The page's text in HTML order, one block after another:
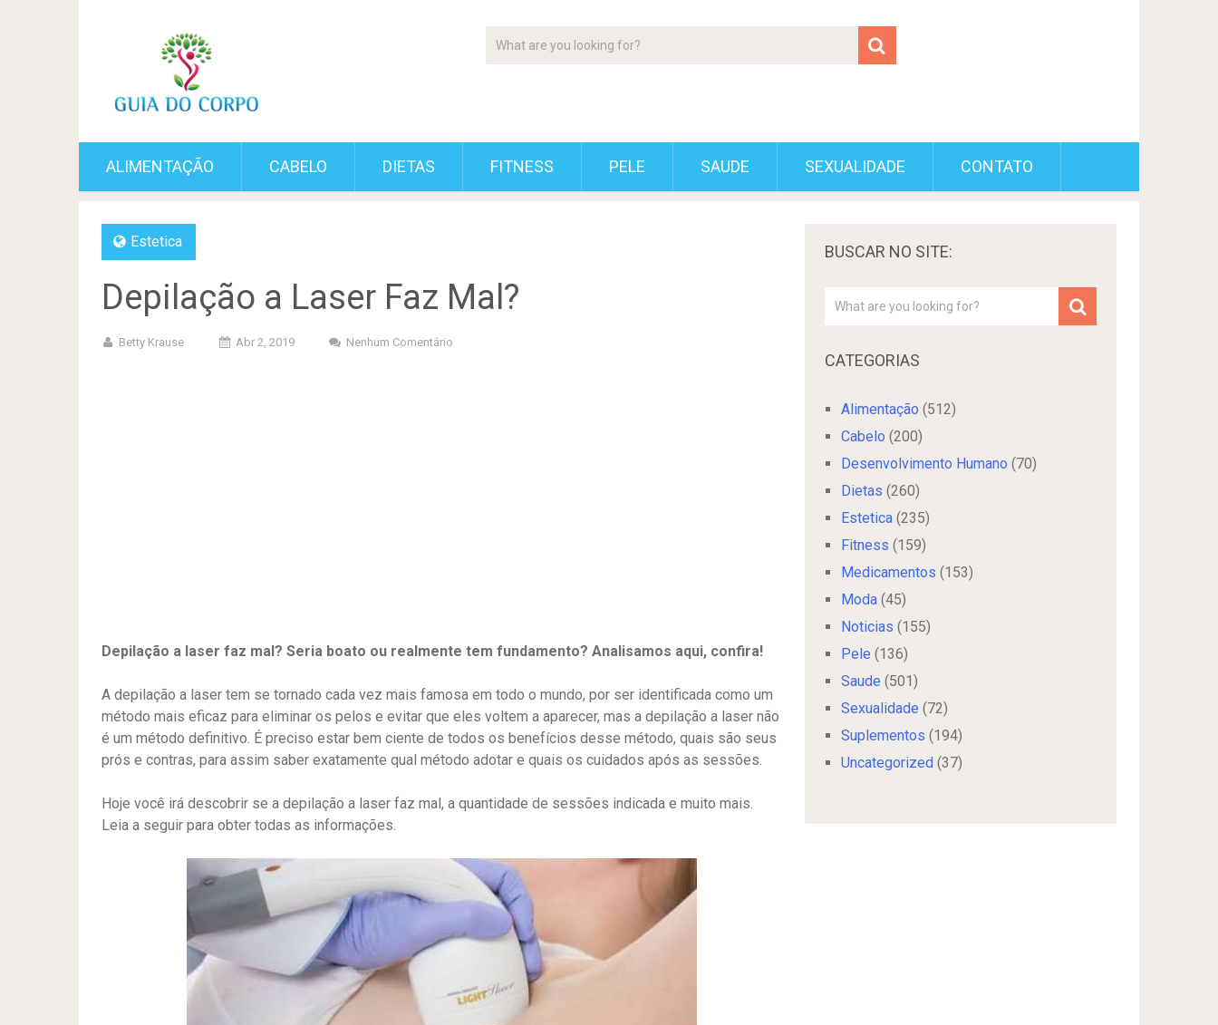
ALIMENTAÇÃO CABELO DIETAS FITNESS PELE SAUDE SEXUALIDADE CONTATO
Estetica
Depilação a Laser Faz Mal?
Betty Krause Abr 2, 2019 Nenhum Comentário
Depilação a laser faz mal? Seria boato ou realmente tem fundamento? Analisamos aqui, confira!
A depilação a laser tem se tornado cada vez mais famosa em todo o mundo, por ser identificada como um
método mais eficaz para eliminar os pelos e evitar que eles voltem a aparecer, mas a depilação a laser não
é um método definitivo. É preciso estar bem ciente de todos os benefícios desse método, quais são seus
prós e contras, para assim saber exatamente qual método adotar e quais os cuidados após as sessões.
Hoje você irá descobrir se a depilação a laser faz mal, a quantidade de sessões indicada e muito mais.
Leia a seguir para obter todas as informações.
BUSCAR NO SITE:
CATEGORIAS
Alimentação (512)
Cabelo (200)
Desenvolvimento Humano (70)
Dietas (260)
Estetica (235)
Fitness (159)
Medicamentos (153)
Moda (45)
Noticias (155)
Pele (136)
Saude (501)
Sexualidade (72)
Suplementos (194)
Uncategorized (37)